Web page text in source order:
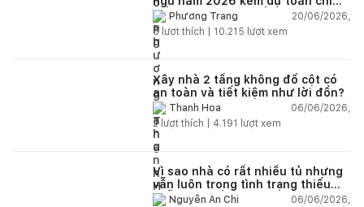
tiết và ví dụ thực tế
Phương Trang
20/06/2026,
5 lượt thích | 10.215 lượt xem
Xây nhà 2 tầng không đổ cột có
an toàn và tiết kiệm như lời đồn?
Thanh Hoa
06/06/2026,
2lượt thích | 4.191 lượt xem
Vì sao nhà có rất nhiều tủ nhưng
vẫn luôn trong tình trạng thiếu
chỗ chứa đồ?
Nguyễn An Chi
06/06/2026,